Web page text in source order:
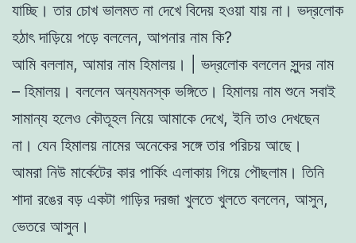
যাচ্ছি। তার চোখ ভালমত না দেখে বিদেয় হওয়া যায় না । ভদ্রলােক
হঠাৎ দাড়িয়ে পড়ে বললেন, আপনার নাম কি?
আমি বললাম, আমার নাম হিমালয় ।
| ভদ্রলােক বললেন সুন্দর নাম
– হিমালয়। বললেন অন্যমনস্ক ভঙ্গিতে। হিমালয় নামশুনে সবাই
সামান্য হলেও কৌতূহল নিয়ে আমাকে দেখে, ইনি তাও দেখছেন
না । যেন হিমালয় নামের অনেকের সঙ্গে তার পরিচয় আছে।
আমরা নিউ মার্কেটের কার পার্কিং এলাকায় গিয়ে পৌছলাম। তিনি
শাদা রঙের বড় একটা গাড়িরদরজা খুলতে খুলতে বললেন, আসুন,
ভেতরে আসুন ।